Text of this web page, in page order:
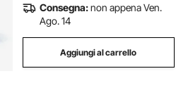
Consegna:non appena Ven.
Ago. 14
Aggiungi al carrello